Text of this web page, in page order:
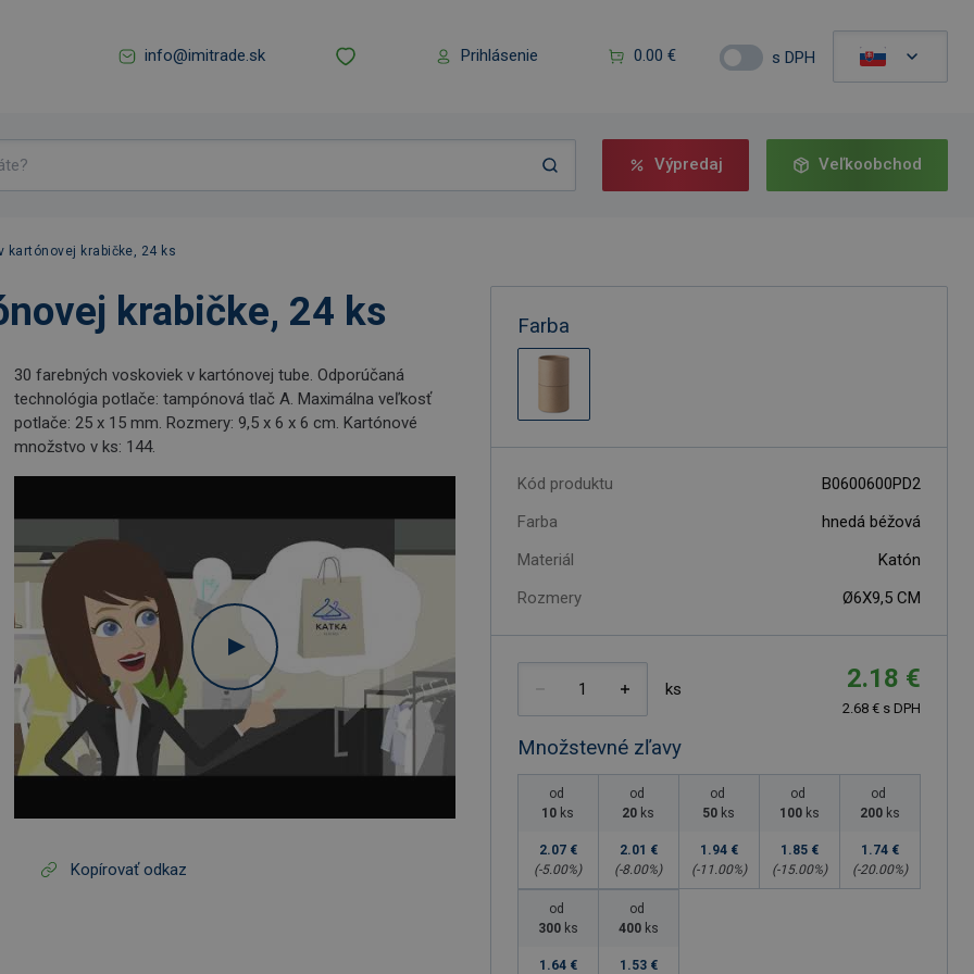
info@imitrade.sk Prihlásenie 0.00 € s DPH
Výpredaj Veľkoobchod
kartónovej krabičke, 24 ks
krabičke, 24 ks
30 farebných voskoviek v kartónovej tube. Odporúčaná
technológia potlače: tampónová tlač A. Maximálna veľkosť
potlače: 25 x 15 mm. Rozmery: 9,5 x 6 x 6 cm. Kartónové
množstvo v ks: 144.
Kopírovať odkaz
Farba
Kód produktu
B0600600PD2
Farba
hnedá béžová
Materiál
Katón
Rozmery
Ø6X9,5 CM
ks 2.18 €
2.68 € s DPH
Množstevné zľavy
od
10 ks
2.07 €
(-5.00%)
od
20 ks
2.01 €
(-8.00%)
od
50 ks
1.94 €
(-11.00%)
od
100 ks
1.85 €
(-15.00%)
od
200 ks
1.74 €
(-20.00%)
od
300 ks
1.64 €
od
400 ks
1.53 €